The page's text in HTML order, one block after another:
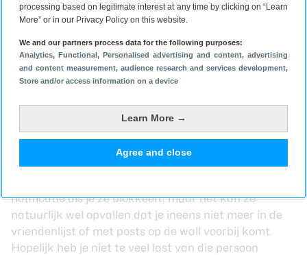
processing based on legitimate interest at any time by clicking on “Learn
More” or in our Privacy Policy on this website.
We and our partners process data for the following purposes:
Analytics, Functional, Personalised advertising and content, advertising
and content measurement, audience research and services development,
Store and/or access information on a device
Learn More →
Agree and close
deblokkeren van iemand, mocht die zijn leven hebben
gebeterd.
Wat een geblokkeerd persoon niet
kan zien
Wil je specifieker weten wat de persoon die is
posts. Daarnaast kan de persoon je niet meer taggen
in post, je niet meer uitnodigen voor evenementen,
contact met je opnemen viaFacebook
als vriend toevoegen en meldingen ontvangen over je
notificatie als je ze blokkeert, maar het kan ze
natuurlijk wel opvallen dat je ineens niet meer in de
vriendenlijst of met posts op de wall voorbij komt.
Hopelijk heb je niet te veel last van die persoon